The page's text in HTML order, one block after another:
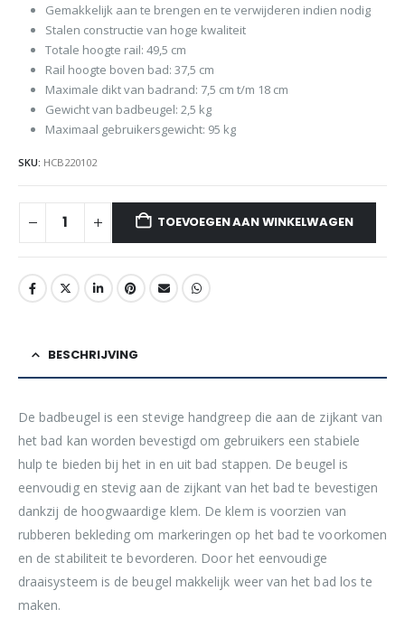
Gemakkelijk aan te brengen en te verwijderen indien nodig
Stalen constructie van hoge kwaliteit
Totale hoogte rail: 49,5 cm
Rail hoogte boven bad: 37,5 cm
Maximale dikt van badrand: 7,5 cm t/m 18 cm
Gewicht van badbeugel: 2,5 kg
Maximaal gebruikersgewicht: 95 kg
SKU: HCB220102
TOEVOEGEN AAN WINKELWAGEN
BESCHRIJVING
De badbeugel is een stevige handgreep die aan de zijkant van
het bad kan worden bevestigd om gebruikers een stabiele
hulp te bieden bij het in en uit bad stappen. De beugel is
eenvoudig en stevig aan de zijkant van het bad te bevestigen
dankzij de hoogwaardige klem. De klem is voorzien van
rubberen bekleding om markeringen op het bad te voorkomen
en de stabiliteit te bevorderen. Door het eenvoudige
draaisysteem is de beugel makkelijk weer van het bad los te
maken.